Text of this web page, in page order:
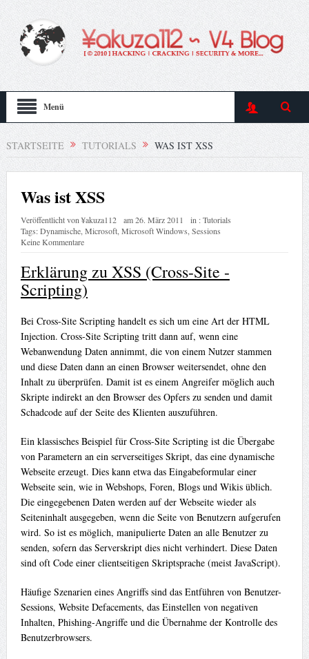
Menü
STARTSEITE TUTORIALS WAS IST XSS
Was ist XSS
Veröffentlicht von¥akuza112 am26. März 2011 in :Tutorials
Tags:Dynamische, Microsoft, Microsoft Windows Sessions
Keine Kommentare
Erklärung zu XSS (Cross-Site -
Scripting)
Bei Cross-Site Scripting handelt es sich um eine Art der HTML
Injection. Cross-Site Scripting tritt dann auf, wenn eine
Webanwendung Daten annimmt, die von einem Nutzer stammen
und diese Daten dann an einen Browser weitersendet, ohne den
Inhalt zu überprüfen. Damit ist es einem Angreifer möglich auch
Skripte indirekt an den Browser des Opfers zu senden und damit
Schadcode auf der Seite des Klienten auszuführen.
Ein klassisches Beispiel für Cross-Site Scripting ist die Übergabe
von Parametern an ein serverseitiges Skript, das eine dynamische
Webseite erzeugt. Dies kann etwa das Eingabeformular einer
Webseite sein, wie in Webshops, Foren, Blogs und Wikis üblich.
Die eingegebenen Daten werden auf der Webseite wieder als
Seiteninhalt ausgegeben, wenn die Seite von Benutzern aufgerufen
wird. So ist es möglich, manipulierte Daten an alle Benutzer zu
senden, sofern das Serverskript dies nicht verhindert. Diese Daten
sind oft Code einer clientseitigen Skriptsprache (meist JavaScript).
Häufige Szenarien eines Angriffs sind das Entführen von Benutzer-
Sessions, Website Defacements, das Einstellen von negativen
Inhalten, Phishing-Angriffe und die Übernahme der Kontrolle des
Benutzerbrowsers.